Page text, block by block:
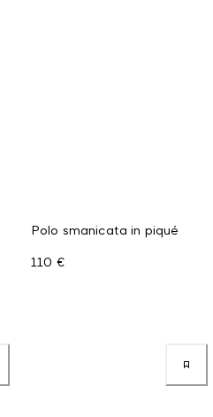
Polo smanicata in piqué
110 €